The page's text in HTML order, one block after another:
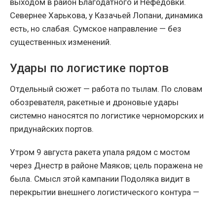
выходом в район Благодатного и Нефёдовки.
Севернее Харькова, у Казачьей Лопани, динамика
есть, но слабая. Сумское направление — без
существенных изменений.
Удары по логистике портов
Отдельный сюжет — работа по тылам. По словам
обозревателя, ракетные и дроновые удары
системно наносятся по логистике черноморских и
придунайских портов.
Утром 9 августа ракета упала рядом с мостом
через Днестр в районе Маяков; цель поражена не
была. Смысл этой кампании Подоляка видит в
перекрытии внешнего логистического контура —